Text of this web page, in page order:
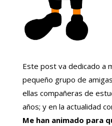
Este post va dedicado a
pequeño grupo de
ellas compañeras de
años; y en la actualidad
Me han animado para